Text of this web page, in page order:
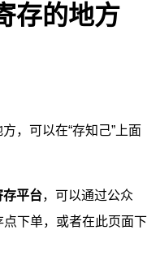
存的地方
，可以在“存知己”上面
存平台，可以通过公众
下单，或者在此页面下